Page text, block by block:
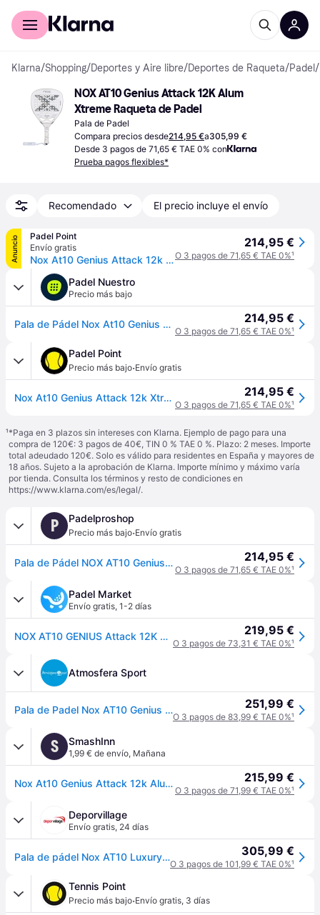
Comprar con Klarna
Klarna/Shopping/Deportes y Aire libre/Deportes de Raqueta/Padel /
NOX AT10 Genius Attack 12K Alum
Xtreme Raqueta de Padel
Pala de Padel
Compara precios desde214,95 €a305,99 €
Desde 3 pagos de 71,65 € TAE 0% con
Prueba pagos flexibles*
Recomendado El precio incluye el envío
Anuncio
Padel Point
Envío gratis
Nox At10 Genius Attack 12k Xtreme Pala De PÃ¡del - blanco
214,95 €
O 3 pagos de 71,65 € TAE 0%¹
Padel Nuestro
Precio más bajo
Pala de Pádel Nox At10 Genius Attack 12k Alum Xtrem By Agustín Tapia 214,95 €
O 3 pagos de 71,65 € TAE 0%¹
Padel Point
Precio más bajo·Envío gratis
Nox At10 Genius Attack 12k Xtreme Pala De PÃ¡del - blanco 214,95 €
O 3 pagos de 71,65 € TAE 0%¹
¹*Paga en 3 plazos sin intereses con Klarna. Ejemplo de pago para una
compra de 120€: 3 pagos de 40€, TIN 0 % TAE 0 %. Plazo: 2 meses. Importe
total adeudado 120€. Solo es válido para residentes en España y mayores de
18 años. Sujeto a la aprobación de Klarna. Importe mínimo y máximo varía
por tienda. Consulta los términos y resto de condiciones en
https://www.klarna.com/es/legal/.
P Padelproshop
Precio más bajo·Envío gratis
Pala de Pádel NOX AT10 Genius Attack 12K Xtrem by Agustin Tapia 2026 214,95 €
O 3 pagos de 71,65 € TAE 0%¹
Padel Market
Envío gratis, 1-2 días
NOX AT10 GENIUS Attack 12K Xtreme 2026 by AGUSTIN TAPIA (Pala) 219,95 €
O 3 pagos de 73,31 € TAE 0%¹
Atmosfera Sport
Pala de Padel Nox AT10 Genius Attack 12K Alum Xtrem By Agustin Tapia - Multicolor - Talla única 251,99 €
O 3 pagos de 83,99 € TAE 0%¹
S SmashInn
1,99 € de envío, Mañana
Nox At10 Genius Attack 12k Alum Xtrem 2026 By Agustin Tapia Padel Racket Transparente 360-375 gr 215,99 €
O 3 pagos de 71,99 € TAE 0%¹
Deporvillage
Envío gratis, 24 días
Pala de pádel Nox AT10 Luxury Genius Attack 12K Alum XTREM 2026 x Agustín Tapia - White 305,99 €
O 3 pagos de 101,99 € TAE 0%¹
Tennis Point
Precio más bajo·Envío gratis, 3 días